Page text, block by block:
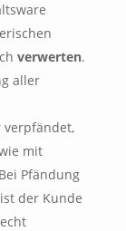
verwerten.
aller
verpfändet,
mit
Pfändung
der Kunde